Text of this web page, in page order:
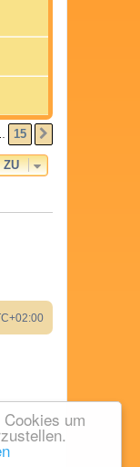
um
15
ZU